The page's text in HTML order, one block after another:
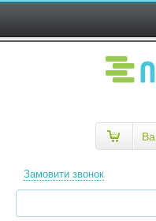
Замовити звонок